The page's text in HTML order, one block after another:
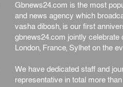
Gbnews24.com is the most
and news agency which
vasha dibosh, is our first
gbnews24.com jointly
London, France, Sylhet on the
We have dedicated staff and
representative in total more